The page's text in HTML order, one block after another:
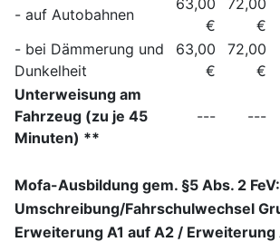
- auf Autobahnen
63,00
€
72,00
€
- bei Dämmerung und
Dunkelheit
63,00
€
72,00
€
Unterweisung am
Fahrzeug (zu je 45
Minuten) **
--- ---
Mofa-Ausbildung gem. §5 Abs. 2 FeV:
Umschreibung/Fahrschulwechsel
Erweiterung A1 auf A2 / Erweiterung